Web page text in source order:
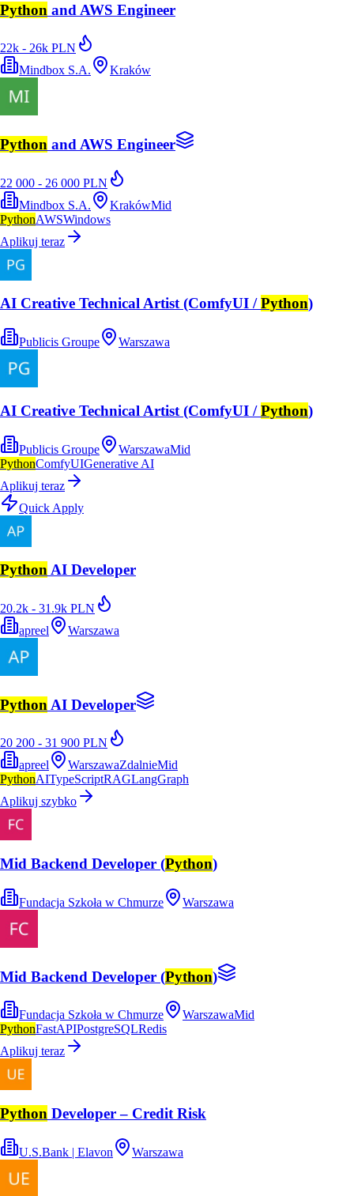
Python and AWS Engineer
22k - 26k PLN
Mindbox S.A.
Kraków
Python and AWS Engineer
22 000 - 26 000 PLN
Mindbox S.A.
KrakówMid
PythonAWSWindows
Aplikuj teraz
AI Creative Technical Artist (ComfyUI /Python)
Publicis Groupe Warszawa
AI Creative Technical Artist (ComfyUI /Python)
Publicis Groupe WarszawaMid
PythonComfyUIGenerative AI
Aplikuj teraz
Quick Apply
PythonAI Developer
20.2k - 31.9k PLN
apreel
Warszawa
Python AI Developer
20 200 - 31 900 PLN
apreel
WarszawaZdalnieMid
PythonAITypeScriptRAGLangGraph
Aplikuj szybko
Mid Backend Developer (Python)
Fundacja Szkoła w Chmurze Warszawa
Mid Backend Developer (Python)
Fundacja Szkoła w Chmurze WarszawaMid
PythonFastAPIPostgreSQLRedis
Aplikuj teraz
Python Developer – Credit Risk
U.S.Bank | Elavon Warszawa